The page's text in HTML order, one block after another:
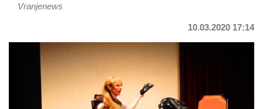
Vranjenews
10.03.2020 17:14